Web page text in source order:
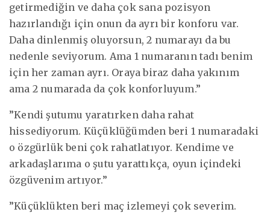
getirmediğin ve daha çok sana pozisyon
hazırlandığı için onun da ayrı bir konforu var.
Daha dinlenmiş oluyorsun, 2 numarayı da bu
nedenle seviyorum. Ama 1 numaranın tadı benim
için her zaman ayrı. Oraya biraz daha yakınım
ama 2 numarada da çok konforluyum.”
”Kendi şutumu yaratırken daha rahat
hissediyorum. Küçüklüğümden beri 1 numaradaki
o özgürlük beni çok rahatlatıyor. Kendime ve
arkadaşlarıma o şutu yarattıkça, oyun içindeki
özgüvenim artıyor.”
”Küçüklükten beri maç izlemeyi çok severim.